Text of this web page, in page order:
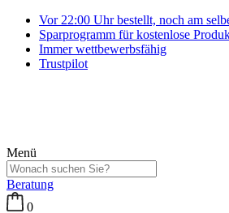
Vor 22:00 Uhr bestellt, noch am
Sparprogramm für kostenlose
Immer wettbewerbsfähig
Trustpilot
Menü
Beratung
0